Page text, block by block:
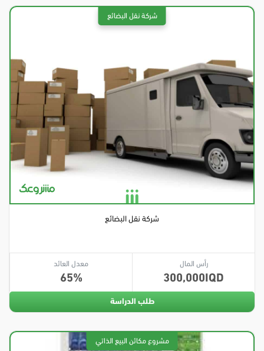
شركة نقل البضائع
رأس المال
300,000
معدل العائد
65
طلب الدراسة